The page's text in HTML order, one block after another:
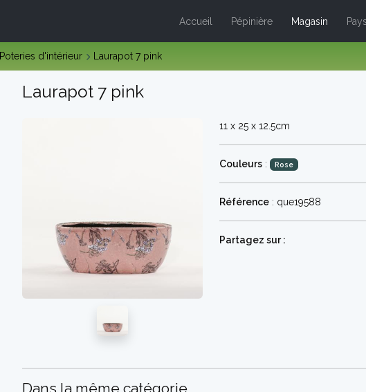
Accueil Pépinière Magasin
Poteries d'intérieur Laurapot 7 pink
Laurapot 7 pink
11 x 25 x 12.5cm
Couleurs: Rose
Référence: que19588
Partagez sur :
Dans la même catégorie